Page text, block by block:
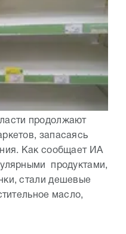
продолжают
запасаясь
Как сообщает ИА
продуктами,
стали дешевые
масло,